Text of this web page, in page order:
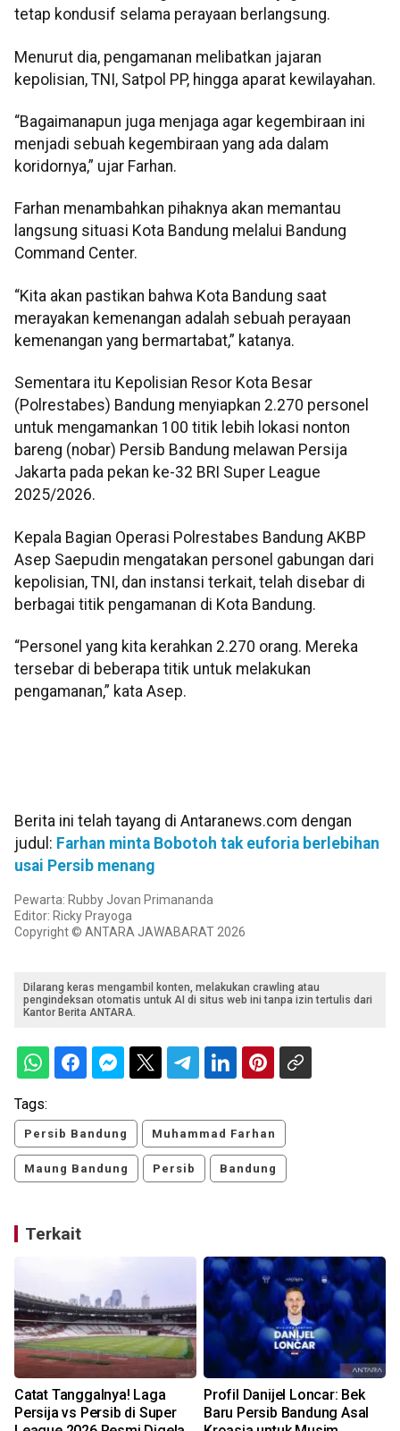
tetap kondusif selama perayaan berlangsung.
Menurut dia, pengamanan melibatkan jajaran
kepolisian, TNI, Satpol PP, hingga aparat kewilayahan.
“Bagaimanapun juga menjaga agar kegembiraan ini
menjadi sebuah kegembiraan yang ada dalam
koridornya,” ujar Farhan.
Farhan menambahkan pihaknya akan memantau
langsung situasi Kota Bandung melalui Bandung
Command Center.
“Kita akan pastikan bahwa Kota Bandung saat
merayakan kemenangan adalah sebuah perayaan
kemenangan yang bermartabat,” katanya.
Sementara itu Kepolisian Resor Kota Besar
(Polrestabes) Bandung menyiapkan 2.270 personel
untuk mengamankan 100 titik lebih lokasi nonton
bareng (nobar) Persib Bandung melawan Persija
Jakarta pada pekan ke-32 BRI Super League
2025/2026.
Kepala Bagian Operasi Polrestabes Bandung AKBP
Asep Saepudin mengatakan personel gabungan dari
kepolisian, TNI, dan instansi terkait, telah disebar di
berbagai titik pengamanan di Kota Bandung.
“Personel yang kita kerahkan 2.270 orang. Mereka
tersebar di beberapa titik untuk melakukan
pengamanan,” kata Asep.
Berita ini telah tayang di Antaranews.com dengan
judul: Farhan minta Bobotoh tak euforia berlebihan
usai Persib menang
Pewarta: Rubby Jovan Primananda
Editor: Ricky Prayoga
Copyright © ANTARA JAWABARAT 2026
Dilarang keras mengambil konten, melakukan crawling atau
pengindeksan otomatis untuk AI di situs web ini tanpa izin tertulis dari
Kantor Berita ANTARA.
Tags:
Persib Bandung Muhammad Farhan
Maung Bandung Persib Bandung
Terkait
Catat Tanggalnya! Laga
Persija vs Persib di Super
Profil Danijel Loncar: Bek
Baru Persib Bandung Asal